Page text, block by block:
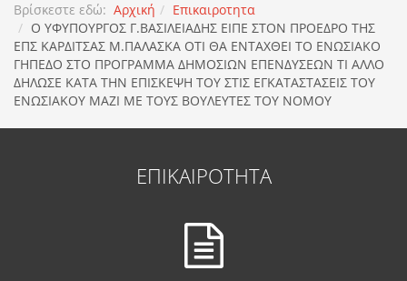
Βρίσκεστε εδώ: Αρχική
Επικαιροτητα
Ο ΥΦΥΠΟΥΡΓΟΣ Γ.ΒΑΣΙΛΕΙΑΔΗΣ ΕΙΠΕ ΣΤΟΝ ΠΡΟΕΔΡΟ ΤΗΣ
ΕΠΣ ΚΑΡΔΙΤΣΑΣ Μ.ΠΑΛΑΣΚΑ ΟΤΙ ΘΑ ΕΝΤΑΧΘΕΙ ΤΟ ΕΝΩΣΙΑΚΟ
ΓΗΠΕΔΟ ΣΤΟ ΠΡΟΓΡΑΜΜΑ ΔΗΜΟΣΙΩΝ ΕΠΕΝΔΥΣΕΩΝ ΤΙ ΑΛΛΟ
ΔΗΛΩΣΕ ΚΑΤΑ ΤΗΝ ΕΠΙΣΚΕΨΗ ΤΟΥ ΣΤΙΣ ΕΓΚΑΤΑΣΤΑΣΕΙΣ ΤΟΥ
ΕΝΩΣΙΑΚΟΥ ΜΑΖΙ ΜΕ ΤΟΥΣ ΒΟΥΛΕΥΤΕΣ ΤΟΥ ΝΟΜΟΥ
ΕΠΙΚΑΙΡΟΤΗΤΑ